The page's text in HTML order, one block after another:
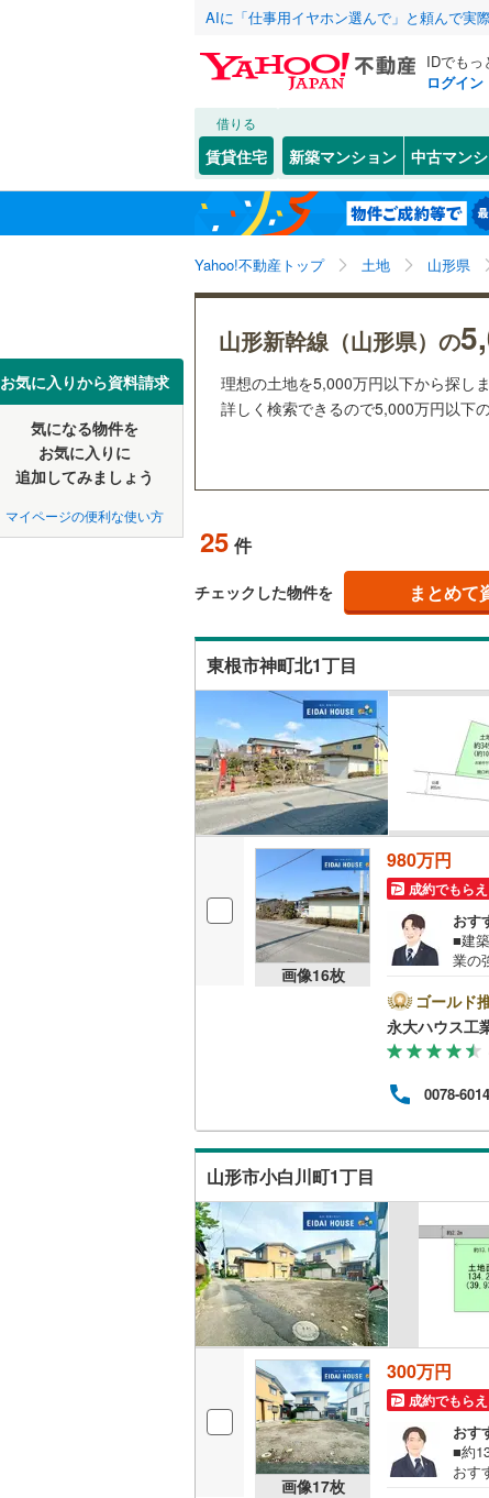
AIに「仕事用イヤホン選んで」と頼んで実
IDでもっ
ログイン
借りる
賃貸住宅 新築マンション 中古マン
Yahoo!不動産トップ 土地 山形県
お気に入りから資料請求
気になる物件を
お気に入りに
追加してみましょう
マイページの便利な使い方
山形新幹線（山形県）の
理想の土地を5,000万円以下から探し
詳しく検索できるので5,000万円以下
25 件
チェックした物件を まとめて
東根市神町北1丁目
画像16枚
980万円
成約でもら
おす
■建
業の
地...
子育
頂け
当社
な
心誠
の
※店
わせ
ゴールド
永大ハウス
0078-
山形市小白川町1丁目
画像17枚
300万円
成約でもら
おす
■約
おす
北海道 北海道
東北 青森
関東 東京
東海 愛知
中国 鳥取
福岡
該当物件0件
山形市(
酒田市(1
上山市( 2)
南陽市
0
西村山
最上郡
東置賜
西置賜
該当物件0件
該当物件0件
JR 仙山線(23
奥羽本線(
羽越本線(
該当物件0件
(0) (0
該当物件0件
こだわり条件 配置、向き
前道6m
平坦地（
販売、価格
更地渡し
立地
オンライン
オンラ
該当物件0件